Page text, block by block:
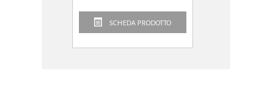
SCHEDA PRODOTTO